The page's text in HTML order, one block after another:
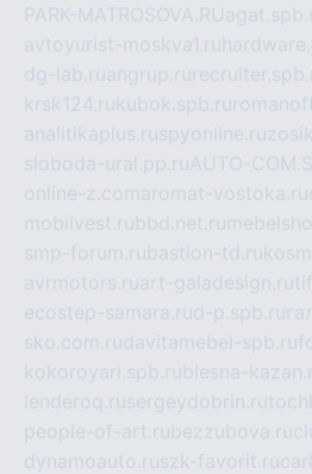
PARK-MATROSOVA.RU
avtoyurist-moskva1.ru
dg-lab.ruangrup.ru
krsk124.rukubok.spb.ru
analitikaplus.ruspyonline.ru
sloboda-ural.pp.ruAUTO-
online-z.comaromat-vostoka.ru
mobilvest.rubbd.net.ru
smp-forum.rubastion-td.ru
avrmotors.ruart-galadesign.ru
ecostep-samara.rud-p.spb.ru
sko.com.rudavitamebel-spb.ru
kokoroyari.spb.rublesna-
lenderoq.rusergeydobrin.ru
people-of-art.rubezzubova.ru
dynamoauto.ruszk-favorit.ru